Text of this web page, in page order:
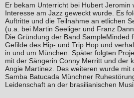
Er bekam Unterricht bei Hubert Jeromin
Interesse am Jazz geweckt wurde. Es
Auftritte und die Teilnahme an etlichen
(u.a. bei Martin Seeliger und Franz
Die Gründung der Band SampleMinded
Gefilde des Hip- und Trip Hop und
in und um München. Später folgten
mit der Sängerin Conny Merritt und der
Angie Martinez. Des weiteren wurde mit
Samba Batucada Münchner
Leidenschaft an der brasilianischen